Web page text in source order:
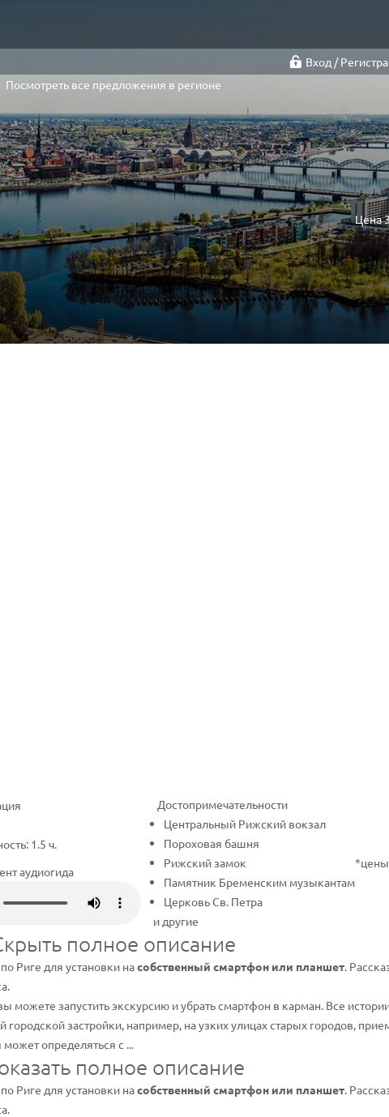
Вход /
Посмотреть все предложения в регионе
Цена
1.5 ч.
аудиогида
Достопримечательности
Центральный Рижский вокзал
Пороховая башня
Рижский замок
Памятник Бременским музыкантам
Церковь Св. Петра
и другие
*цены
полное описание
Риге для установки насобственный смартфон или планшет.
можете запустить экскурсию и убрать смартфон в карман. Все
застройки, например, на узких улицах старых городов,
определяться с ...
полное описание
Риге для установки насобственный смартфон или планшет.